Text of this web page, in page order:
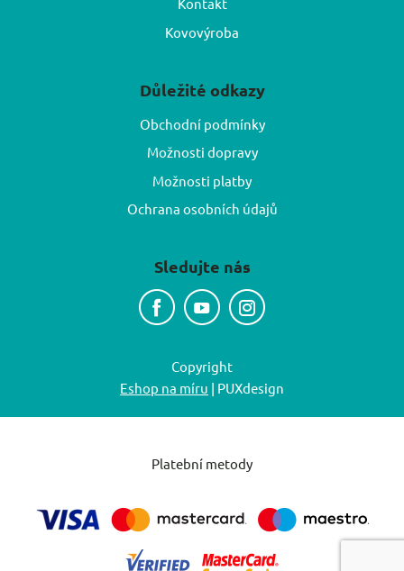
Kovovýroba
Důležité odkazy
Obchodní podmínky
Možnosti dopravy
Možnosti platby
Ochrana osobních údajů
Sledujte nás
Copyright
Eshop na míru | PUXdesign
Platební metody